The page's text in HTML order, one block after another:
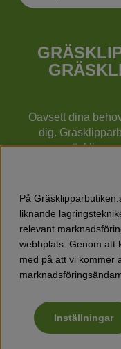
Oavsett dina
dig.
Utöver gräsklippare
Gräsklipparbutiken
som
jordfräsar,
På
liknande
relevant
webbplats. Genom att
med på att vi kommer
Inställningar